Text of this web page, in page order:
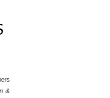
&